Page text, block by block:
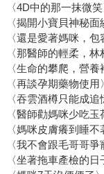
〈4D中的那一抹微
〈揭開小寶貝神秘
〈還是愛著媽咪，
〈那醫師的輕柔，
〈生命的攀爬，營
〈再談孕期藥物使
〈吞雲酒樽只能成
〈醫師勸媽咪少吃
〈媽咪皮膚癢到睡
〈我不會跟毛哥哥爭
〈坐著拖車產檢的